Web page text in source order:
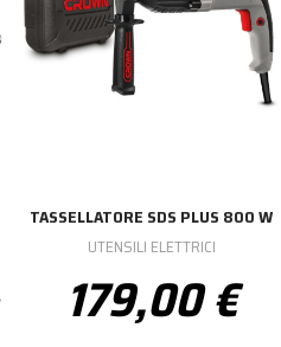
TASSELLATORE SDS PLUS 800 W
UTENSILI ELETTRICI
179,00 €